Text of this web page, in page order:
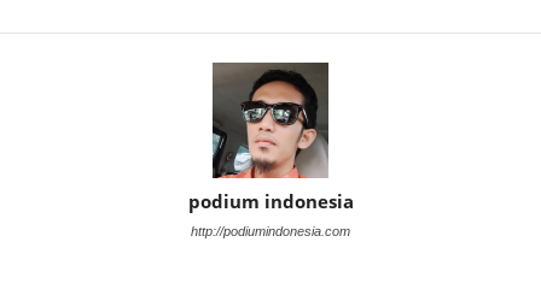
podium indonesia
http://podiumindonesia.com